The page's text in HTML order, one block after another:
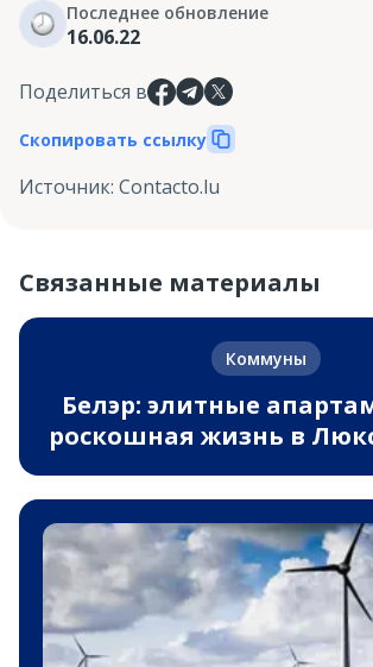
Последнее обновление
16.06.22
Поделиться в
Скопировать ссылку
Источник: Contacto.lu
Связанные материалы
Коммуны
Белэр: элитные
роскошная жизнь в